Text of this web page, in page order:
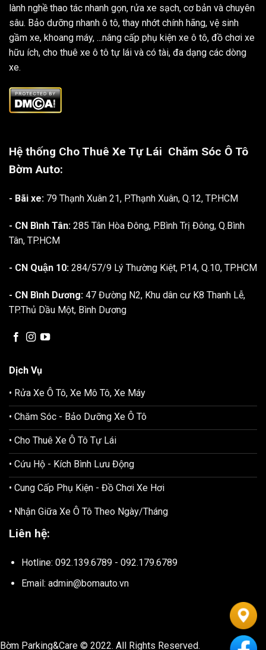
lành nghề thao tác nhanh gọn, rửa xe sạch, cơ bản và chuyên
sâu. Bảo dưỡng nhanh ô tô, thay nhớt chính hãng, vệ sinh
gầm xe, khoang máy, ...nâng cấp phụ kiện xe ô tô, đồ chơi xe
hữu ích, cho thuê xe ô tô tự lái và có tài, đa dạng các dòng
xe.
Hệ thống Cho Thuê Xe Tự Lái Chăm Sóc Ô Tô
Bờm Auto:
- Bãi xe: 79 Thạnh Xuân 21, P.Thạnh Xuân, Q.12, TP.HCM
- CN Bình Tân: 285 Tân Hòa Đông, P.Bình Trị Đông, Q.Bình
Tân, TP.HCM
- CN Quận 10: 284/57/9 Lý Thường Kiệt, P.14, Q.10, TP.HCM
- CN Bình Dương: 47 Đường N2, Khu dân cư K8 Thanh Lễ,
TP.Thủ Dầu Một, Bình Dương
Dịch Vụ
• Rửa Xe Ô Tô, Xe Mô Tô, Xe Máy
• Chăm Sóc - Bảo Dưỡng Xe Ô Tô
• Cho Thuê Xe Ô Tô Tự Lái
• Cứu Hộ - Kích Bình Lưu Động
• Cung Cấp Phụ Kiện - Đồ Chơi Xe Hơi
• Nhận Giữa Xe Ô Tô Theo Ngày/Tháng
Liên hệ:
Hotline: 092.139.6789 - 092.179.6789
Email: admin@bomauto.vn
Bờm Parking&Care © 2022. All Rights Reserved.